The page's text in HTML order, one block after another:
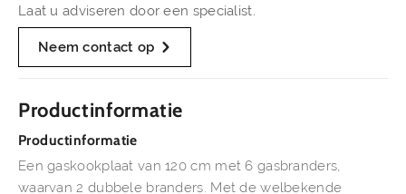
Laat u adviseren door een specialist.
Neem contact op
Productinformatie
Productinformatie
Een gaskookplaat van 120 cm met 6 gasbranders,
waarvan 2 dubbele branders. Met de welbekende